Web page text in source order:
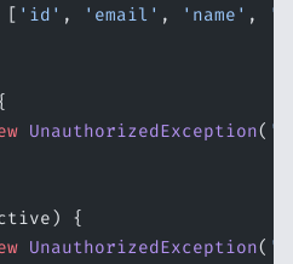
[
'id' , 'email' , 'name' ,
UnauthorizedException(
{
UnauthorizedException(